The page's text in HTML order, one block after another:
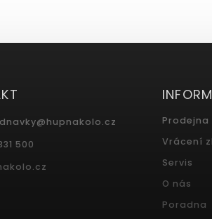
@hupnakolo.cz
500
Prodejna
Vrácení
Servis
O nás
Poradna